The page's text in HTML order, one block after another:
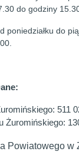
do godziny
poniedziałku do
511
Żuromińskiego:
Powiatowego w